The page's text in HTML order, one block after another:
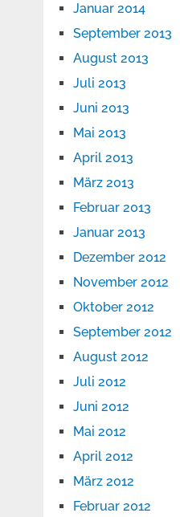
Januar 2014
September 2013
August 2013
Juli 2013
Juni 2013
Mai 2013
April 2013
März 2013
Februar 2013
Januar 2013
Dezember 2012
November 2012
Oktober 2012
September 2012
August 2012
Juli 2012
Juni 2012
Mai 2012
April 2012
März 2012
Februar 2012